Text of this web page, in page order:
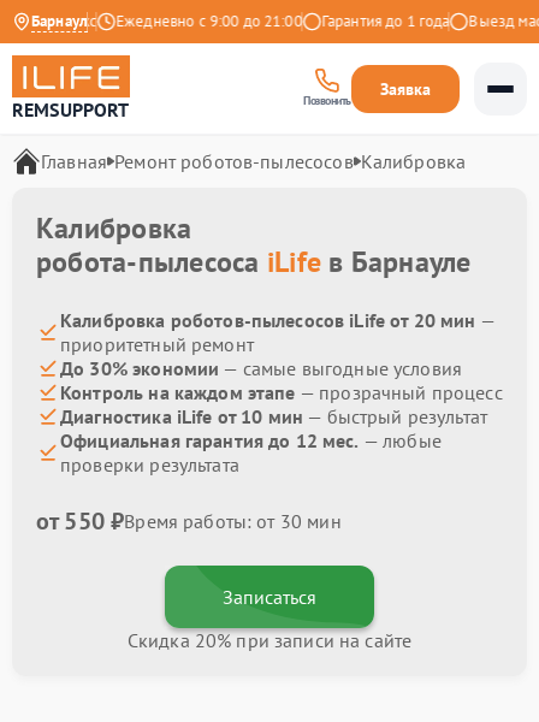
Барнаул
на Яндекс Ежедневно с 9:00 до 21:00 Гарантия до 1 года Выезд
REMSUPPORT Позвонить
Заявка
Главная Ремонт роботов-пылесосов Калибровка
Калибровка
робота-пылесоса iLife в Барнауле
Калибровка роботов-пылесосов iLife от 20 мин —
приоритетный ремонт
До 30% экономии — самые выгодные условия
Контроль на каждом этапе — прозрачный процесс
Диагностика iLife от 10 мин — быстрый результат
Официальная гарантия до 12 мес. — любые
проверки результата
от 550 ₽Время работы: от 30 мин
Записаться
Скидка 20% при записи на сайте